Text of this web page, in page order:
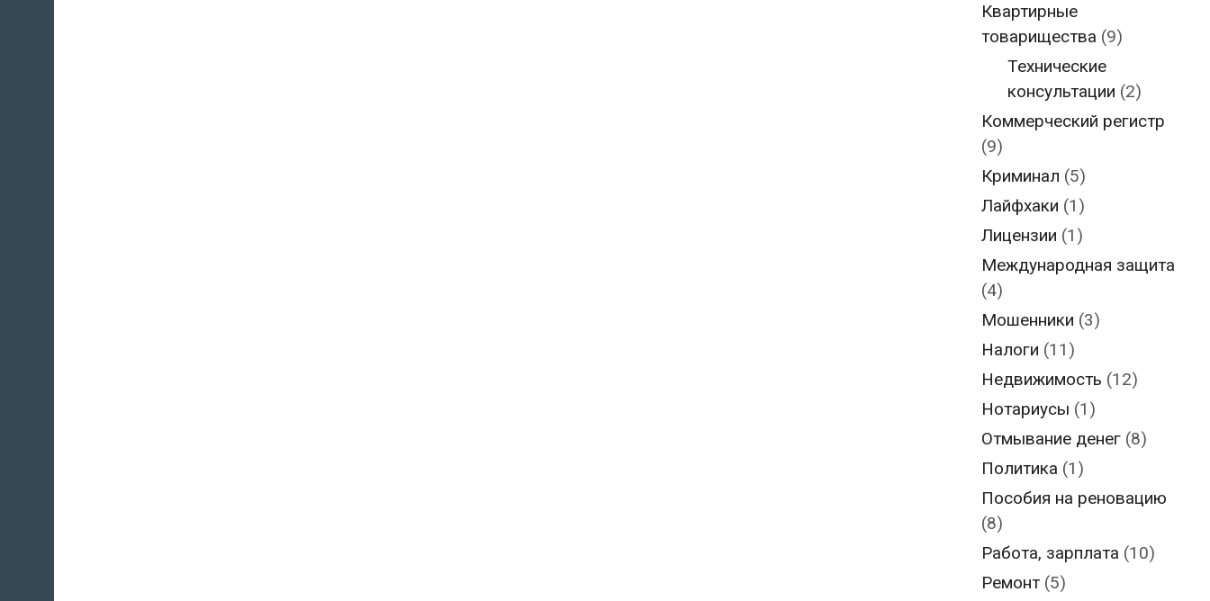
Квартирные
товарищества (9)
Технические
консультации (2)
Коммерческий регистр
(9)
Криминал (5)
Лайфхаки (1)
Лицензии (1)
Международная защита
(4)
Мошенники (3)
Налоги (11)
Недвижимость (12)
Нотариусы (1)
Отмывание денег (8)
Политика (1)
Пособия на реновацию
(8)
Работа, зарплата (10)
Ремонт (5)